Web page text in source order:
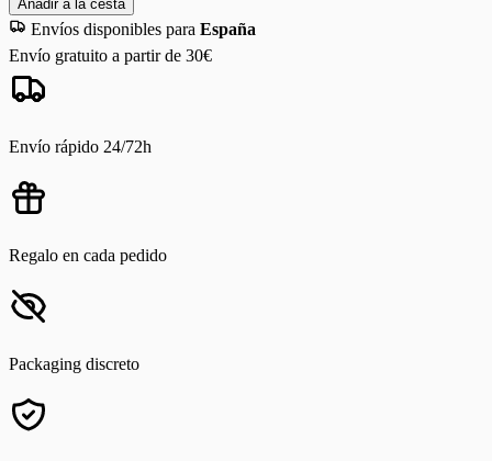
Añadir a la cesta
Envíos disponibles para España
Envío gratuito a partir de 30€
Envío rápido 24/72h
Regalo en cada pedido
Packaging discreto